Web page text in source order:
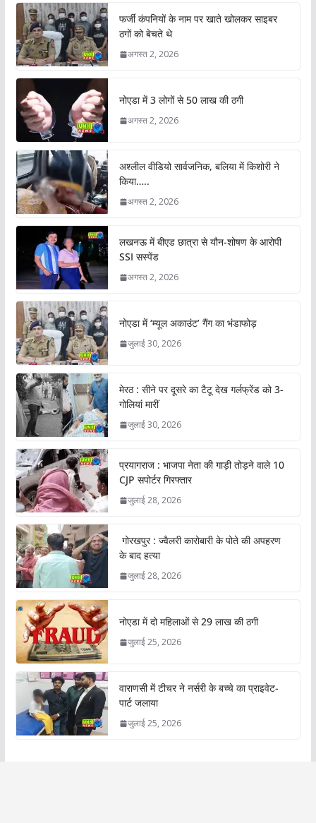
फर्जी कंपनियों के नाम पर खाते खोलकर साइबर
ठगों को बेचते थे
अगस्त 2, 2026
नोएडा में 3 लोगों से 50 लाख की ठगी
अगस्त 2, 2026
अश्लील वीडियो सार्वजनिक, बलिया में किशोरी ने
किया…..
अगस्त 2, 2026
लखनऊ में बीएड छात्रा से यौन-शोषण के आरोपी
SSI सस्पेंड
अगस्त 2, 2026
नोएडा में ‘म्यूल अकाउंट’ गैंग का भंडाफोड़
जुलाई 30, 2026
मेरठ : सीने पर दूसरे का टैटू देख गर्लफ्रेंड को 3-
गोलियां मारीं
जुलाई 30, 2026
प्रयागराज : भाजपा नेता की गाड़ी तोड़ने वाले 10
CJP सपोर्टर गिरफ्तार
जुलाई 28, 2026
गोरखपुर : ज्वैलरी कारोबारी के पोते की अपहरण
के बाद हत्या
जुलाई 28, 2026
नोएडा में दो महिलाओं से 29 लाख की ठगी
जुलाई 25, 2026
वाराणसी में टीचर ने नर्सरी के बच्चे का प्राइवेट-
पार्ट जलाया
जुलाई 25, 2026